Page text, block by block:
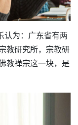
教研究所，宗教研
教禅宗这一块，是